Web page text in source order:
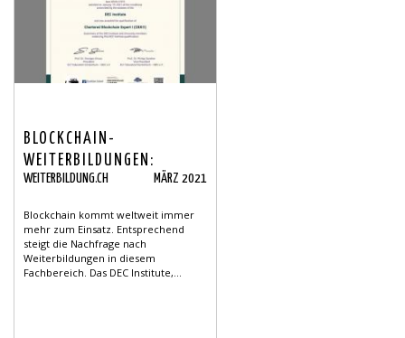
BLOCKCHAIN-
WEITERBILDUNGEN:
BESSERE QUALITÄT DANK
WEITERBILDUNG.CH MÄRZ 2021
Blockchain kommt weltweit immer
mehr zum Einsatz. Entsprechend
steigt die Nachfrage nach
Weiterbildungen in diesem
Fachbereich. Das DEC Institute,...